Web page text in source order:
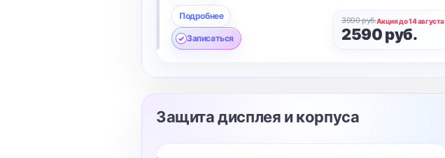
Подробнее
Записаться
3990 руб.Акция до 14 августа
2590 руб.
Защита дисплея и корпуса